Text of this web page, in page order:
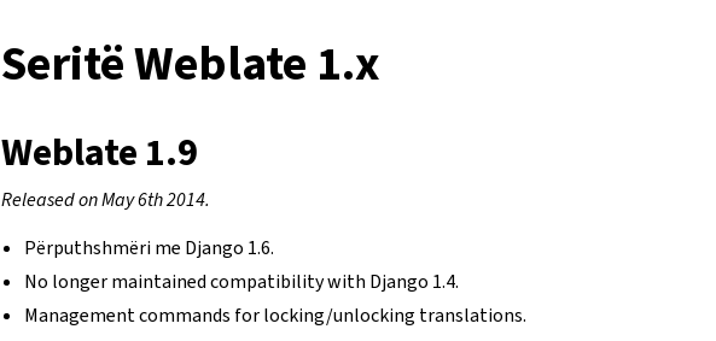
Seritë Weblate 1.x
Weblate 1.9
Released on May 6th 2014.
Përputhshmëri me Django 1.6.
No longer maintained compatibility with Django 1.4.
Management commands for locking/unlocking translations.